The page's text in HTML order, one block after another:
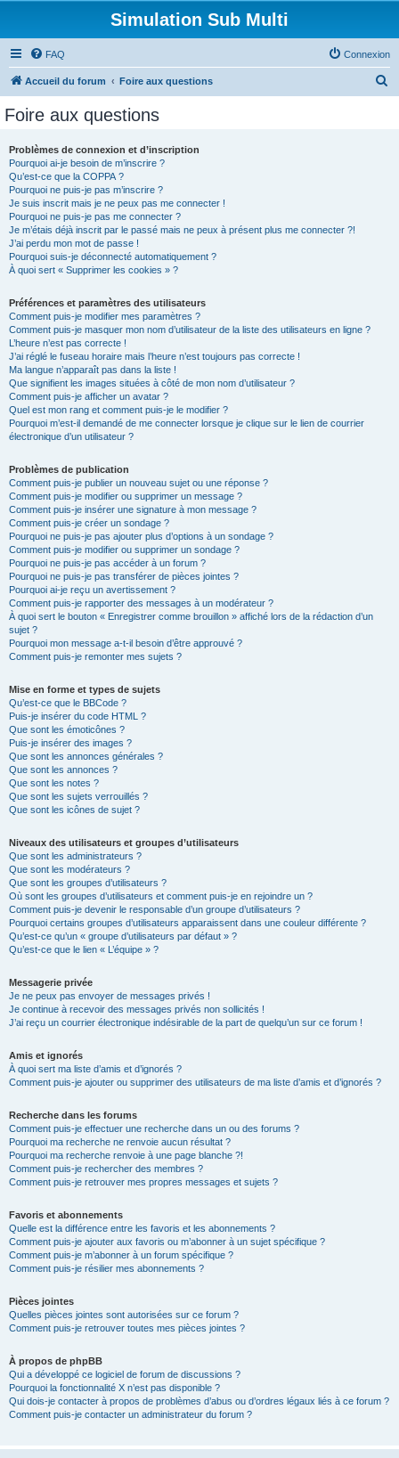
Simulation Sub Multi
FAQ Connexion
Accueil du forum Foire aux questions
Foire aux questions
Problèmes de connexion et d’inscription
Pourquoi ai-je besoin de m’inscrire ?
Qu’est-ce que la COPPA ?
Pourquoi ne puis-je pas m’inscrire ?
Je suis inscrit mais je ne peux pas me connecter !
Pourquoi ne puis-je pas me connecter ?
Je m’étais déjà inscrit par le passé mais ne peux à présent plus me connecter ?!
J’ai perdu mon mot de passe !
Pourquoi suis-je déconnecté automatiquement ?
À quoi sert « Supprimer les cookies » ?
Préférences et paramètres des utilisateurs
Comment puis-je modifier mes paramètres ?
Comment puis-je masquer mon nom d’utilisateur de la liste des utilisateurs en ligne ?
L’heure n’est pas correcte !
J’ai réglé le fuseau horaire mais l’heure n’est toujours pas correcte !
Ma langue n’apparaît pas dans la liste !
Que signifient les images situées à côté de mon nom d’utilisateur ?
Comment puis-je afficher un avatar ?
Quel est mon rang et comment puis-je le modifier ?
Pourquoi m’est-il demandé de me connecter lorsque je clique sur le lien de courrier
électronique d’un utilisateur ?
Problèmes de publication
Comment puis-je publier un nouveau sujet ou une réponse ?
Comment puis-je modifier ou supprimer un message ?
Comment puis-je insérer une signature à mon message ?
Comment puis-je créer un sondage ?
Pourquoi ne puis-je pas ajouter plus d’options à un sondage ?
Comment puis-je modifier ou supprimer un sondage ?
Pourquoi ne puis-je pas accéder à un forum ?
Pourquoi ne puis-je pas transférer de pièces jointes ?
Pourquoi ai-je reçu un avertissement ?
Comment puis-je rapporter des messages à un modérateur ?
À quoi sert le bouton « Enregistrer comme brouillon » affiché lors de la rédaction d’un
sujet ?
Pourquoi mon message a-t-il besoin d’être approuvé ?
Comment puis-je remonter mes sujets ?
Mise en forme et types de sujets
Qu’est-ce que le BBCode ?
Puis-je insérer du code HTML ?
Que sont les émoticônes ?
Puis-je insérer des images ?
Que sont les annonces générales ?
Que sont les annonces ?
Que sont les notes ?
Que sont les sujets verrouillés ?
Que sont les icônes de sujet ?
Niveaux des utilisateurs et groupes d’utilisateurs
Que sont les administrateurs ?
Que sont les modérateurs ?
Que sont les groupes d’utilisateurs ?
Où sont les groupes d’utilisateurs et comment puis-je en rejoindre un ?
Comment puis-je devenir le responsable d’un groupe d’utilisateurs ?
Pourquoi certains groupes d’utilisateurs apparaissent dans une couleur différente ?
Qu’est-ce qu’un « groupe d’utilisateurs par défaut » ?
Qu’est-ce que le lien « L’équipe » ?
Messagerie privée
Je ne peux pas envoyer de messages privés !
Je continue à recevoir des messages privés non sollicités !
J’ai reçu un courrier électronique indésirable de la part de quelqu’un sur ce forum !
Amis et ignorés
À quoi sert ma liste d’amis et d’ignorés ?
Comment puis-je ajouter ou supprimer des utilisateurs de ma liste d’amis et d’ignorés ?
Recherche dans les forums
Comment puis-je effectuer une recherche dans un ou des forums ?
Pourquoi ma recherche ne renvoie aucun résultat ?
Pourquoi ma recherche renvoie à une page blanche ?!
Comment puis-je rechercher des membres ?
Comment puis-je retrouver mes propres messages et sujets ?
Favoris et abonnements
Quelle est la différence entre les favoris et les abonnements ?
Comment puis-je ajouter aux favoris ou m’abonner à un sujet spécifique ?
Comment puis-je m’abonner à un forum spécifique ?
Comment puis-je résilier mes abonnements ?
Pièces jointes
Quelles pièces jointes sont autorisées sur ce forum ?
Comment puis-je retrouver toutes mes pièces jointes ?
À propos de phpBB
Qui a développé ce logiciel de forum de discussions ?
Pourquoi la fonctionnalité X n’est pas disponible ?
Qui dois-je contacter à propos de problèmes d’abus ou d’ordres légaux liés à ce forum ?
Comment puis-je contacter un administrateur du forum ?